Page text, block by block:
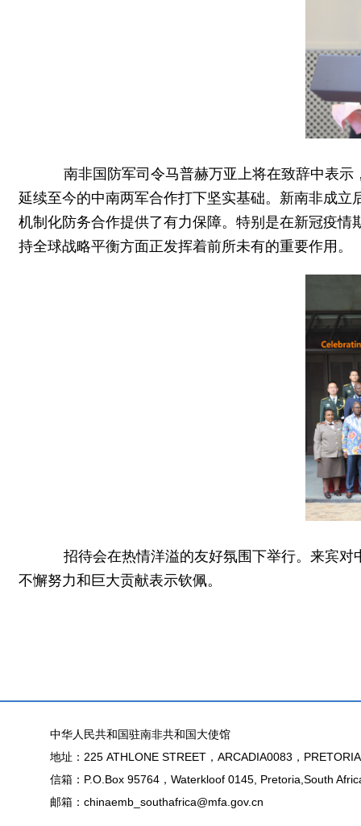
南非国防军司令马普赫万亚上将在致辞中表示
延续至今的中南两军合作打下坚实基础。新南非成
机制化防务合作提供了有力保障。特别是在新冠疫
持全球战略平衡方面正发挥着前所未有的重要作用。
招待会在热情洋溢的友好氛围下举行。来宾对
不懈努力和巨大贡献表示钦佩。
中华人民共和国驻南非共和国大使馆
地址：225 ATHLONE STREET，ARCADIA0083，
信箱：P.O.Box 95764，Waterkloof 0145, Pretoria,South
邮箱：chinaemb_southafrica@mfa.gov.cn